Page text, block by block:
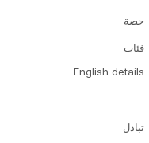
حصة
فئات
English details
تبادل